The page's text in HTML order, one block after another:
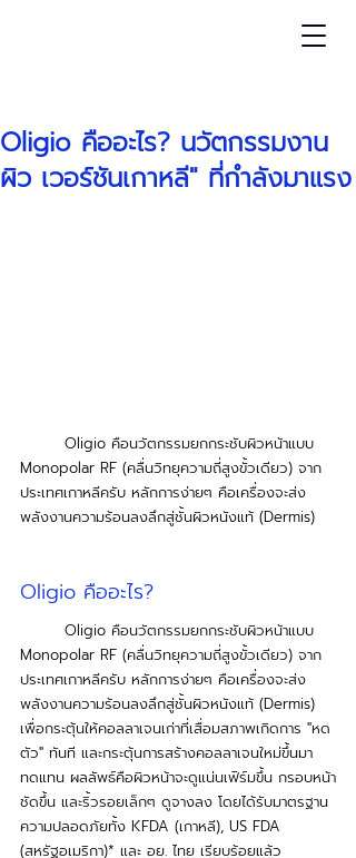
Oligio คืออะไร? นวัตกรรมงาน
ผิว เวอร์ชันเกาหลี" ที่กำลังมาแรง
Monopolar RF (คลื่นวิทยุความถี่สูงขั้วเดียว) จาก
ประเทศเกาหลีครับ หลักการง่ายๆ คือเครื่องจะส่ง
พลังงานความร้อนลงลึกสู่ชั้นผิวหนังแท้ (Dermis)
Oligio คืออะไร?
Monopolar RF (คลื่นวิทยุความถี่สูงขั้วเดียว) จาก
ประเทศเกาหลีครับ หลักการง่ายๆ คือเครื่องจะส่ง
พลังงานความร้อนลงลึกสู่ชั้นผิวหนังแท้ (Dermis)
เพื่อกระตุ้นให้คอลลาเจนเก่าที่เสื่อมสภาพเกิดการ "หด
ตัว" ทันที และกระตุ้นการสร้างคอลลาเจนใหม่ขึ้นมา
ทดแทน ผลลัพธ์คือผิวหน้าจะดูแน่นเฟิร์มขึ้น กรอบหน้า
ชัดขึ้น และริ้วรอยเล็กๆ ดูจางลง โดยได้รับมาตรฐาน
ความปลอดภัยทั้ง KFDA (เกาหลี), US FDA
(สหรัฐอเมริกา)* และ อย. ไทย เรียบร้อยแล้ว